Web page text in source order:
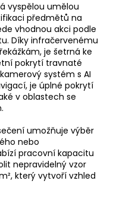
vyspělou umělou
předmětů na
vhodnou akci podle
Díky infračervenému
je šetrná ke
pokrytí travnaté
systém s AI
je úplné pokrytí
v oblastech se
umožňuje výběr
nebo
pracovní kapacitu
nepravidelný vzor
který vytvoří vzhled